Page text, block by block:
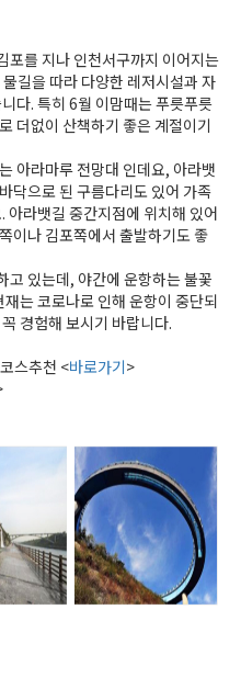
포를 지나 인천서구까지 이어지는
길을 따라 다양한 레저시설과 자
다. 특히 6월 이맘때는 푸릇푸릇
더없이 산책하기 좋은 계절이기
아라마루 전망대 인데요, 아라뱃
닥으로 된 구름다리도 있어 가족
아라뱃길 중간지점에 위치해 있어
이나 김포쪽에서 출발하기도 좋
고 있는데, 야간에 운항하는 불꽃
는 코로나로 인해 운항이 중단되
경험해 보시기 바랍니다.
스추천 <바로가기>